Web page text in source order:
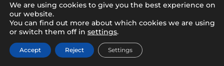
reservats.
We are using cookies to give you the best experience on
our website.
You can find out more about which cookies we are using
or switch them off in settings.
Accept Reject Settings